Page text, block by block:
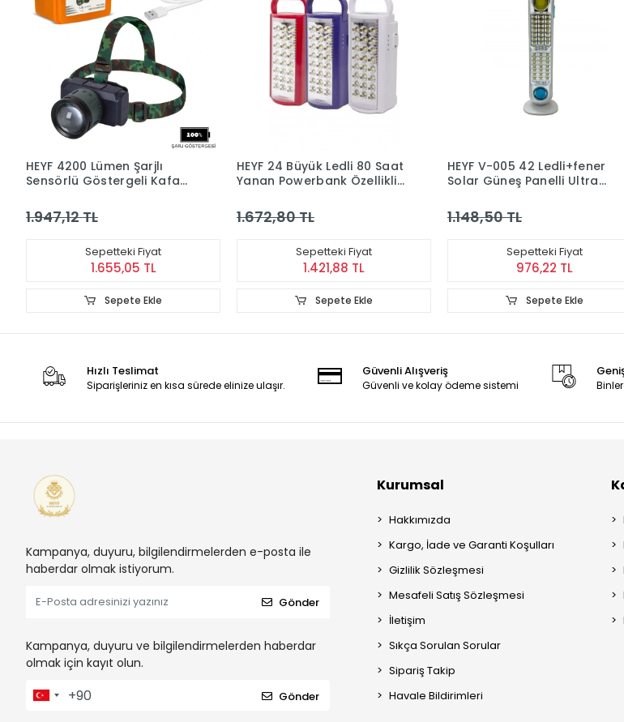
HEYF 4200 Lümen Şarjlı
Sensörlü Göstergeli Kafa
1.947,12 TL
Sepetteki Fiyat
1.655,05 TL
Sepete Ekle
HEYF 24 Büyük Ledli 80 Saat
Yanan Powerbank Özellikli
1.672,80 TL
Sepetteki Fiyat
1.421,88 TL
Sepete Ekle
HEYF V-005 42 Ledli+fener
Solar Güneş Panelli Ultra
1.148,50 TL
Sepetteki Fiyat
976,22 TL
Sepete Ekle
Hızlı Teslimat
Siparişleriniz en kısa sürede elinize ulaşır.
Güvenli Alışveriş
Güvenli ve kolay ödeme sistemi
Kampanya, duyuru, bilgilendirmelerden e-posta ile
haberdar olmak istiyorum.
Gönder
Kampanya, duyuru ve bilgilendirmelerden haberdar
olmak için kayıt olun.
Gönder
Kurumsal
Hakkımızda
Kargo, İade ve Garanti Koşulları
Gizlilik Sözleşmesi
Mesafeli Satış Sözleşmesi
İletişim
Sıkça Sorulan Sorular
Sipariş Takip
Havale Bildirimleri